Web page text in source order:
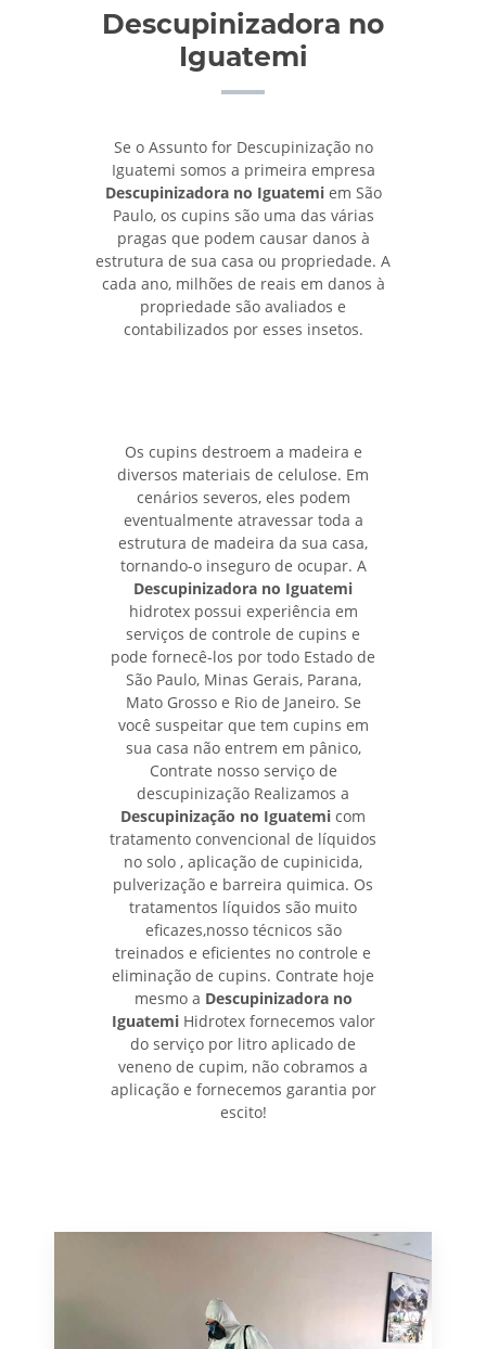
Descupinizadora no
Iguatemi
Se o Assunto for Descupinização no
Iguatemi somos a primeira empresa
Descupinizadora no Iguatemiem São
Paulo, os cupins são uma das várias
pragas que podem causar danos à
estrutura de sua casa ou propriedade. A
cada ano, milhões de reais em danos à
propriedade são avaliados e
contabilizados por esses insetos.
Os cupins destroem a madeira e
diversos materiais de celulose. Em
cenários severos, eles podem
eventualmente atravessar toda a
estrutura de madeira da sua casa,
tornando-o inseguro de ocupar. A
Descupinizadora no Iguatemi
hidrotex possui experiência em
serviços de controle de cupins e
pode fornecê-los por todo Estado de
São Paulo, Minas Gerais, Parana,
Mato Grosso e Rio de Janeiro. Se
você suspeitar que tem cupins em
sua casa não entrem em pânico,
Contrate nosso serviço de
descupinização Realizamos a
Descupinização no Iguatemi com
tratamento convencional de líquidos
no solo , aplicação de cupinicida,
pulverização e barreira quimica. Os
tratamentos líquidos são muito
eficazes,nosso técnicos são
treinados e eficientes no controle e
eliminação de cupins. Contrate hoje
mesmo a Descupinizadora no
IguatemiHidrotex fornecemos valor
do serviço por litro aplicado de
veneno de cupim, não cobramos a
aplicação e fornecemos garantia por
escito!